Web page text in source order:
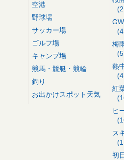
空港
野球場
サッカー場
ゴルフ場
キャンプ場
競馬・競艇・競輪
釣り
お出かけスポット天気
梅
熱
紅
ヒ
ス
初